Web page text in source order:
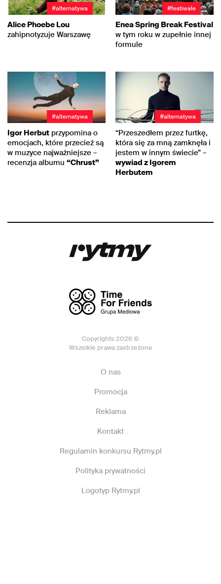
#alternatywa
Alice Phoebe Lou
zahipnotyzuje Warszawę
#festiwale
Enea Spring Break Festival
w tym roku w zupełnie innej
formule
#alternatywa
Igor Herbut przypomina o
emocjach, które przecież są
w muzyce najważniejsze –
recenzja albumu “Chrust”
#alternatywa
“Przeszedłem przez furtkę,
która się za mną zamknęła i
jestem w innym świecie” –
wywiad z Igorem
Herbutem
Copyrights 2026 ©
Wszelkie prawa zastrzeżone
O nas
Promocja
Reklama
Kontakt
Regulamin konkursu Rytmy.pl
Polityka prywatności
Logotyp Rytmy.pl